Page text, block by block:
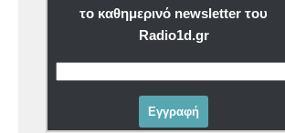
το καθημερινό newsletter του
Radio1d.gr